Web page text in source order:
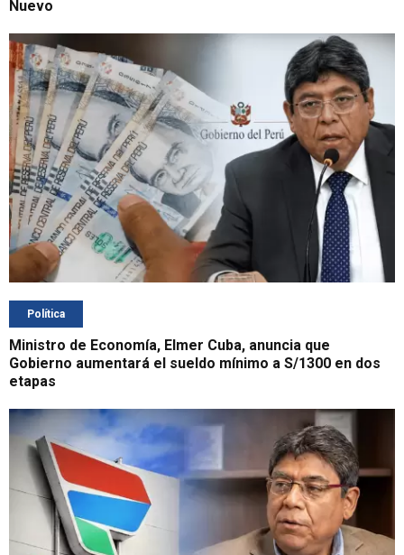
Nuevo
Política
Ministro de Economía, Elmer Cuba, anuncia que
Gobierno aumentará el sueldo mínimo a S/1300 en dos
etapas